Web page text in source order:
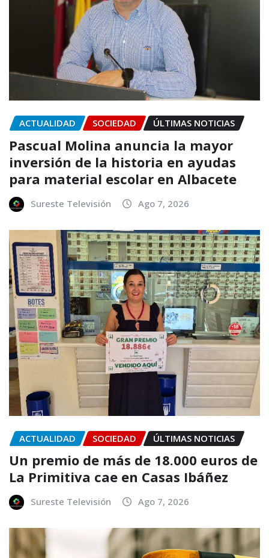
ACTUALIDAD SOCIEDAD ÚLTIMAS NOTICIAS
Pascual Molina anuncia la mayor
inversión de la historia en ayudas
para material escolar en Albacete
Sureste Televisión Ago 7, 2026
ACTUALIDAD SOCIEDAD ÚLTIMAS NOTICIAS
Un premio de más de 18.000 euros de
La Primitiva cae en Casas Ibáñez
Sureste Televisión Ago 7, 2026